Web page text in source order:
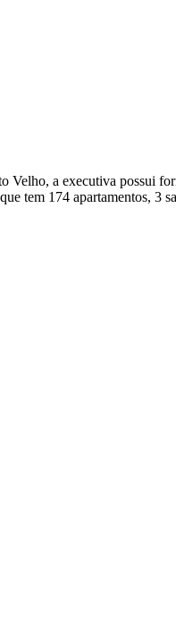
a executiva possui
tem 174 apartamentos, 3